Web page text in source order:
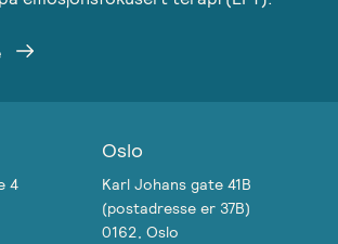
4
Oslo
Karl Johans gate 41B
(postadresse er 37B)
0162, Oslo